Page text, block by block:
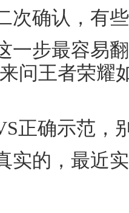
次确认，有
一步最容易
问王者荣耀
正确示范，
实的，最近